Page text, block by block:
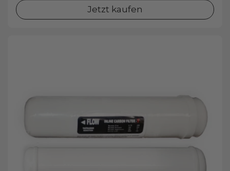
Jetzt kaufen